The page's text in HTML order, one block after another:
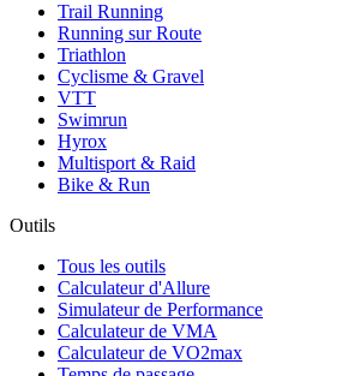
Trail Running
Running sur Route
Triathlon
Cyclisme & Gravel
VTT
Swimrun
Hyrox
Multisport & Raid
Bike & Run
Outils
Tous les outils
Calculateur d'Allure
Simulateur de Performance
Calculateur de VMA
Calculateur de VO2max